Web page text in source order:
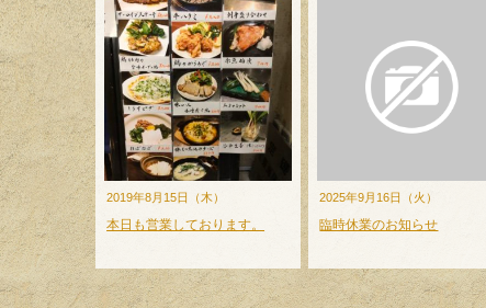
2019年8月15日（木）
本日も営業しております。
2025年9月16日（火）
臨時休業のお知らせ